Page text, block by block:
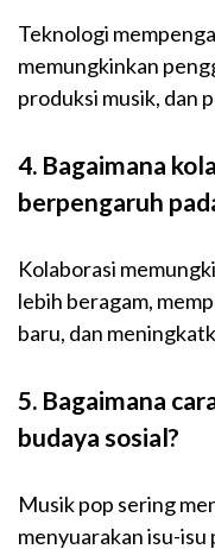
Teknologi
memungkinkan
produksi musik, dan
4. Bagaimana
berpengaruh
Kolaborasi
lebih beragam,
baru, dan
5. Bagaimana
budaya sosial?
Musik pop sering
menyuarakan isu-